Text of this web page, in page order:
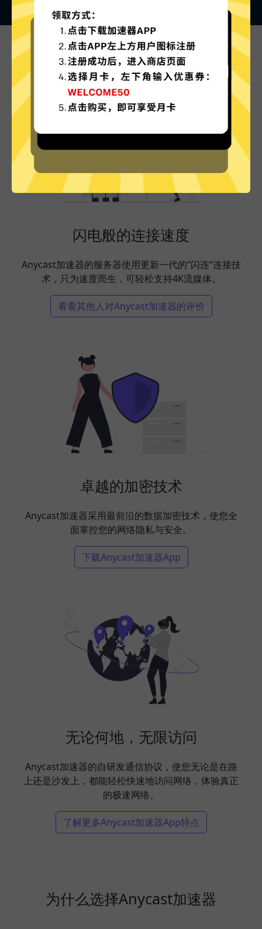
Anycast加速器的特色
闪电般的连接速度
Anycast加速器的服务器使用更新一代的”闪连“连接技
术，只为速度而生，可轻松支持4K流媒体。
看看其他人对Anycast加速器的评价
卓越的加密技术
Anycast加速器采用最前沿的数据加密技术，使您全
面掌控您的网络隐私与安全。
下载Anycast加速器App
无论何地，无限访问
Anycast加速器的自研发通信协议，使您无论是在路
上还是沙发上，都能轻松快速地访问网络，体验真正
的极速网络。
了解更多Anycast加速器App特点
为什么选择Anycast加速器